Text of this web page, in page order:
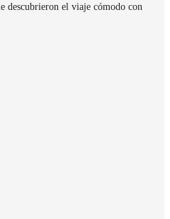
descubrieron el viaje cómodo con